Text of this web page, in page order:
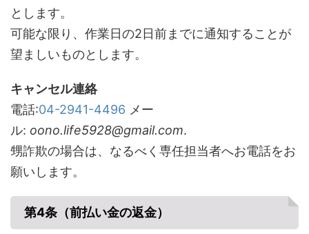
とします。
可能な限り、作業日の2日前までに通知することが
望ましいものとします。
キャンセル連絡
電話:04-2941-4496 メー
ル: oono.life5928@gmail.com.
甥詐欺の場合は、なるべく専任担当者へお電話をお
願いします。
第4条（前払い金の返金）